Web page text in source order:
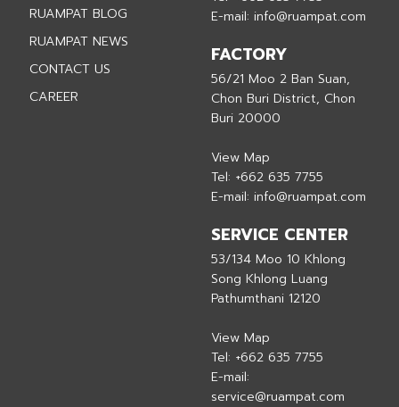
RUAMPAT BLOG
RUAMPAT NEWS
CONTACT US
CAREER
E-mail:info@ruampat.com
FACTORY
56/21 Moo 2 Ban Suan,
Chon Buri District, Chon
Buri 20000
View Map
Tel: +662 635 7755
E-mail:info@ruampat.com
SERVICE CENTER
53/134 Moo 10 Khlong
Song Khlong Luang
Pathumthani 12120
View Map
Tel: +662 635 7755
E-mail:
service@ruampat.com